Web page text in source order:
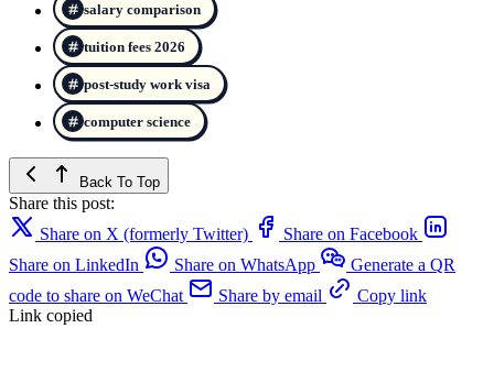
salary comparison
tuition fees 2026
post-study work visa
computer science
Back To Top
Share this post:
Share on X (formerly Twitter)
Share on Facebook
Share on LinkedIn
Share on WhatsApp
Generate a QR
code to share on WeChat
Share by email
Copy link
Link copied